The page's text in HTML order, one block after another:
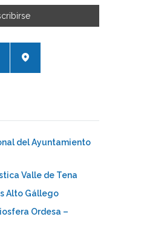
del Ayuntamiento
Valle de Tena
Alto Gállego
Ordesa –